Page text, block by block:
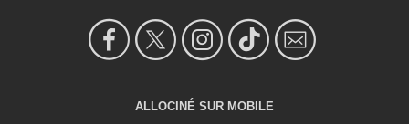
ALLOCINÉ SUR MOBILE